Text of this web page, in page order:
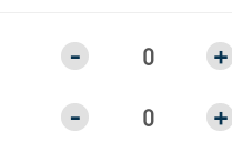
- +
- +